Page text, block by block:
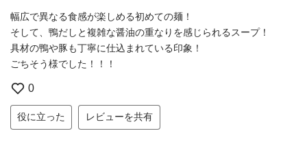
幅広で異なる食感が楽しめる初めての麺！
そして、鴨だしと複雑な醤油の重なりを感じられるスープ！
具材の鴨や豚も丁寧に仕込まれている印象！
ごちそう様でした！！！
0
役に立った レビューを共有